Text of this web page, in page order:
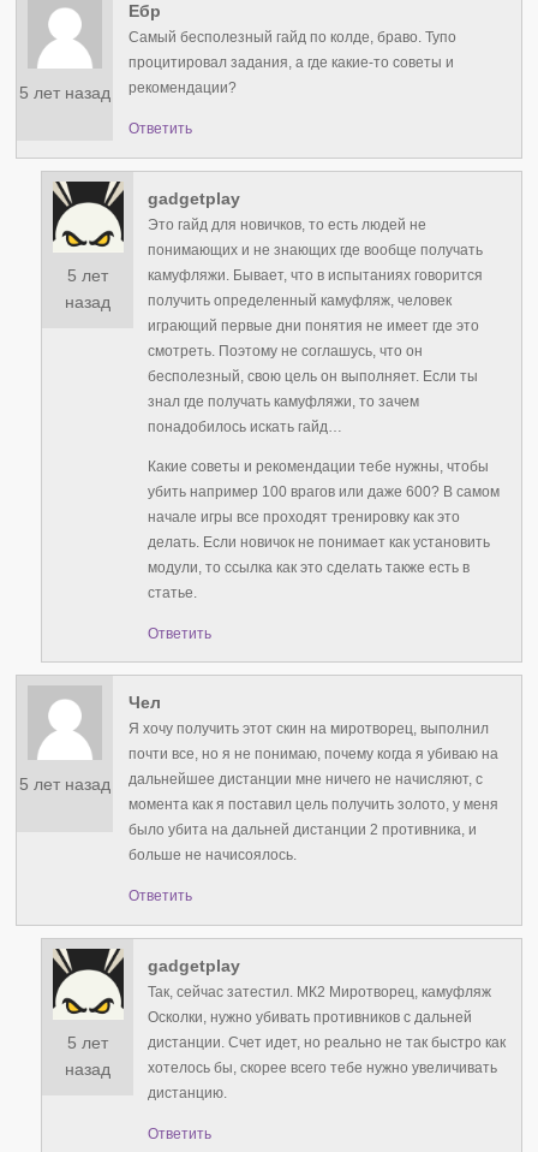
5 лет назад
Ебр
Самый бесполезный гайд по колде, браво. Тупо
процитировал задания, а где какие-то советы и
рекомендации?
Ответить
5 лет
назад
gadgetplay
Это гайд для новичков, то есть людей не
понимающих и не знающих где вообще получать
камуфляжи. Бывает, что в испытаниях говорится
получить определенный камуфляж, человек
играющий первые дни понятия не имеет где это
смотреть. Поэтому не соглашусь, что он
бесполезный, свою цель он выполняет. Если ты
знал где получать камуфляжи, то зачем
понадобилось искать гайд…
Какие советы и рекомендации тебе нужны, чтобы
убить например 100 врагов или даже 600? В самом
начале игры все проходят тренировку как это
делать. Если новичок не понимает как установить
модули, то ссылка как это сделать также есть в
статье.
Ответить
5 лет назад
Чел
Я хочу получить этот скин на миротворец, выполнил
почти все, но я не понимаю, почему когда я убиваю на
дальнейшее дистанции мне ничего не начисляют, с
момента как я поставил цель получить золото, у меня
было убита на дальней дистанции 2 противника, и
больше не начисоялось.
Ответить
5 лет
назад
gadgetplay
Так, сейчас затестил. МК2 Миротворец, камуфляж
Осколки, нужно убивать противников с дальней
дистанции. Счет идет, но реально не так быстро как
хотелось бы, скорее всего тебе нужно увеличивать
дистанцию.
Ответить